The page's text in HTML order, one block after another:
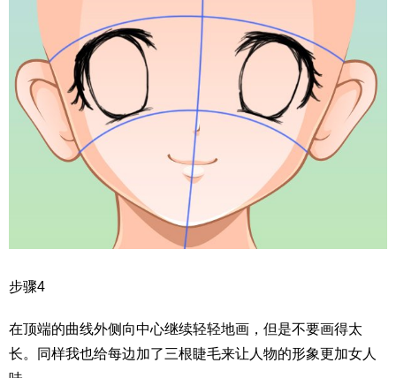
步骤4
在顶端的曲线外侧向中心继续轻轻地画，但是不要画得太
长。同样我也给每边加了三根睫毛来让人物的形象更加女人